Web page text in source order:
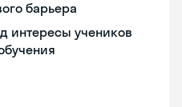
барьера
интересы учеников